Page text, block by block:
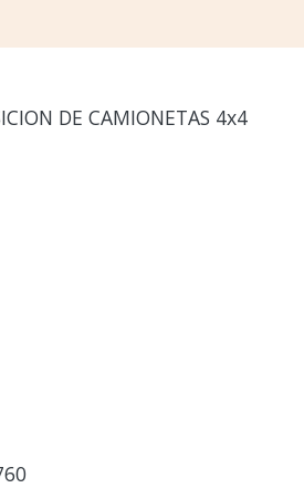
DE CAMIONETAS 4x4